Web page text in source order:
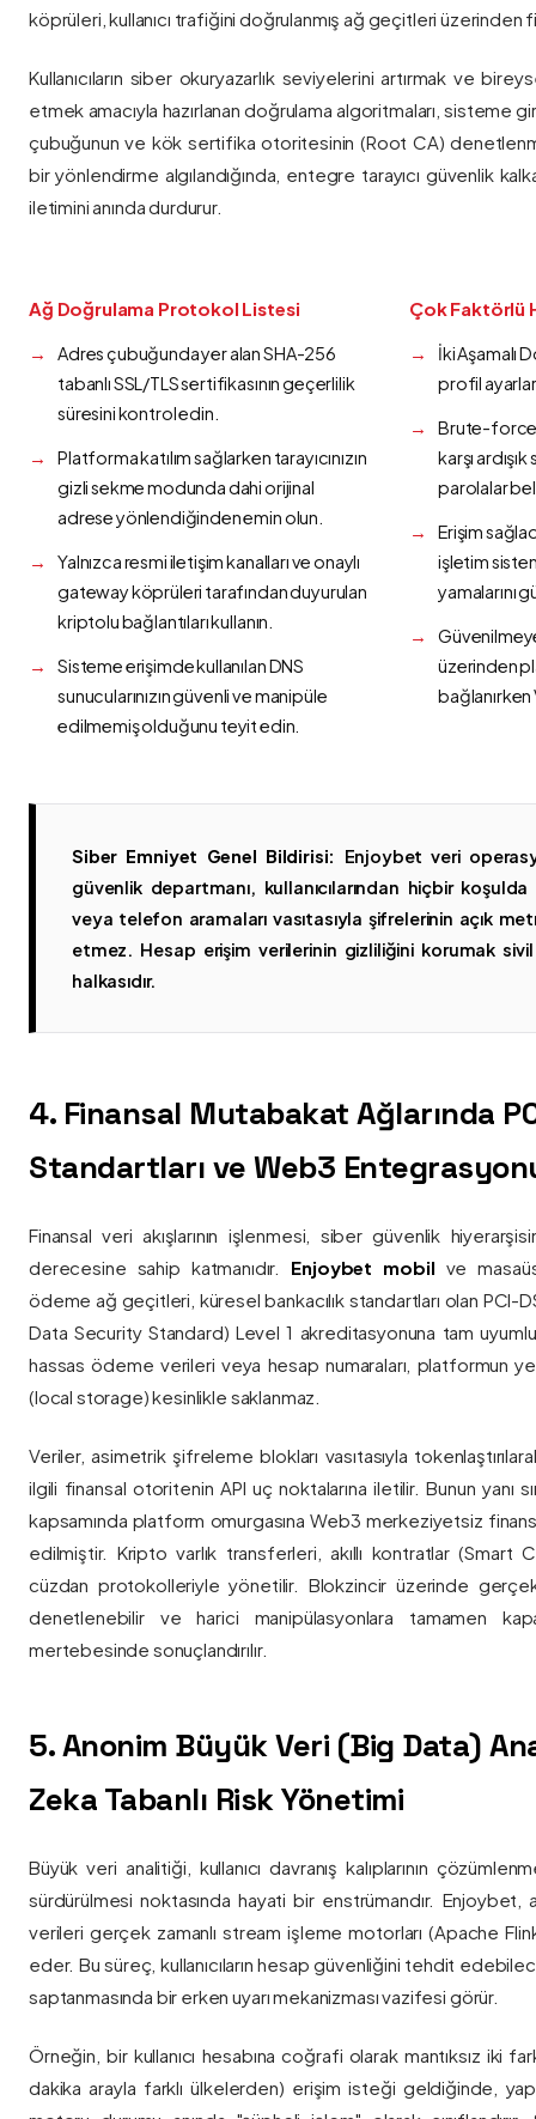
köprüleri, kullanıcı trafiğini doğrulanmış ağ geçitleri üzerinden
Kullanıcıların siber okuryazarlık seviyelerini artırmak ve
etmek amacıyla hazırlanan doğrulama algoritmaları, sisteme
çubuğunun ve kök sertifika otoritesinin (Root CA)
bir yönlendirme algılandığında, entegre tarayıcı güvenlik
iletimini anında durdurur.
Ağ Doğrulama Protokol Listesi
Adres çubuğunda yer alan SHA-256
tabanlı SSL/TLS sertifikasının geçerlilik
süresini kontrol edin.
Platforma katılım sağlarken tarayıcınızın
gizli sekme modunda dahi orijinal
adrese yönlendiğinden emin olun.
Yalnızca resmi iletişim kanalları ve onaylı
gateway köprüleri tarafından duyurulan
kriptolu bağlantıları kullanın.
Sisteme erişimde kullanılan DNS
sunucularınızın güvenli ve manipüle
edilmemiş olduğunu teyit edin.
Çok Faktörlü
İki Aşamalı
profil
Brute-force
karşı
parolalar
Erişim
işletim
yamalarını
üzerinden
bağlanırken
Siber Emniyet Genel Bildirisi:
Enjoybet veri
güvenlik departmanı, kullanıcılarından hiçbir
veya telefon aramaları vasıtasıyla şifrelerinin açık
etmez. Hesap erişim verilerinin gizliliğini korumak
halkasıdır.
4. Finansal Mutabakat Ağlarında
Standartları ve Web3
Finansal veri akışlarının işlenmesi, siber güvenlik
derecesine sahip katmanıdır. Enjoybet mobil ve
ödeme ağ geçitleri, küresel bankacılık standartları olan PCI-
Data Security Standard) Level 1 akreditasyonuna tam
hassas ödeme verileri veya hesap numaraları, platformun
(local storage) kesinlikle saklanmaz.
Veriler, asimetrik şifreleme blokları vasıtasıyla
ilgili finansal otoritenin API uç noktalarına iletilir. Bunun yanı
kapsamında platform omurgasına Web3 merkeziyetsiz
edilmiştir. Kripto varlık transferleri, akıllı kontratlar (Smart
cüzdan protokolleriyle yönetilir. Blokzincir üzerinde
denetlenebilir ve harici manipülasyonlara tamamen
mertebesinde sonuçlandırılır.
5. Anonim Büyük Veri (Big Data)
Zeka Tabanlı Risk Yönetimi
Büyük veri analitiği, kullanıcı davranış kalıplarının
sürdürülmesi noktasında hayati bir enstrümandır. Enjoybet,
verileri gerçek zamanlı stream işleme motorları (Apache Flink
eder. Bu süreç, kullanıcıların hesap güvenliğini tehdit
saptanmasında bir erken uyarı mekanizması vazifesi görür.
Örneğin, bir kullanıcı hesabına coğrafi olarak mantıksız iki
dakika arayla farklı ülkelerden) erişim isteği geldiğinde,